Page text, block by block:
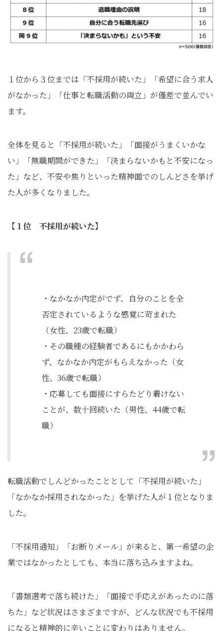
１位から３位までは「不採用が続いた」「希望に合う求人
がなかった」「仕事と転職活動の両立」が僅差で並んでい
ます。
全体を見ると「不採用が続いた」「面接がうまくいかな
い」「無職期間ができた」「決まらないかもと不安になっ
た」など、不安や焦りといった精神面でのしんどさを挙げ
た人が多くなりました。
【１位 不採用が続いた】
・なかなか内定がでず、自分のことを全
否定されているような感覚に苛まれた
（女性、23歳で転職）
・その職種の経験者であるにもかかわら
ず、なかなか内定がもらえなかった（女
性、36歳で転職）
・応募しても面接にすらたどり着けない
ことが、数十回続いた（男性、44歳で転
職）
転職活動でしんどかったこととして「不採用が続いた」
「なかなか採用されなかった」を挙げた人が１位となりま
した。
「不採用通知」「お断りメール」が来ると、第一希望の企
業ではなかったとしても、本当に落ち込みますよね。
「書類選考で落ち続けた」「面接で手応えがあったのに落
ちた」など状況はさまざまですが、どんな状況でも不採用
になると精神的に辛いことに変わりはありません。